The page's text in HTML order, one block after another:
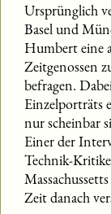
Ursprünglich
Basel und
Humbert eine
Zeitgenossen
befragen.
Einzelporträts
nur scheinbar
Einer der
Technik-
Zeit danach